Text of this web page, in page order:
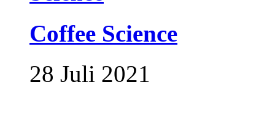
Coffee Science
28 Juli 2021